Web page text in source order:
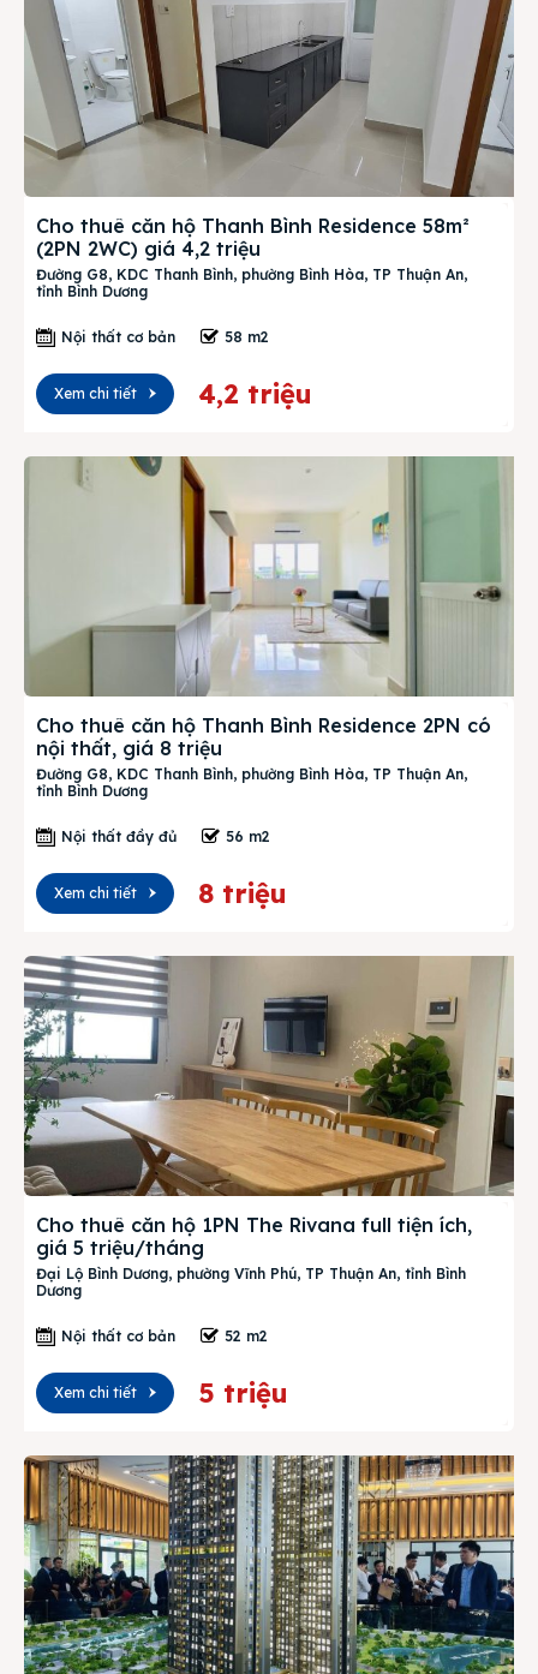
Cho thuê căn hộ Thanh Bình Residence 58m²
(2PN 2WC) giá 4,2 triệu
Đường G8, KDC Thanh Bình, phường Bình Hòa, TP Thuận An,
tỉnh Bình Dương
Nội thất cơ bản 58 m2
Xem chi tiết 4,2 triệu
Cho thuê căn hộ Thanh Bình Residence 2PN có
nội thất, giá 8 triệu
Đường G8, KDC Thanh Bình, phường Bình Hòa, TP Thuận An,
tỉnh Bình Dương
Nội thất đầy đủ 56 m2
Xem chi tiết 8 triệu
Cho thuê căn hộ 1PN The Rivana full tiện ích,
giá 5 triệu/tháng
Đại Lộ Bình Dương, phường Vĩnh Phú, TP Thuận An, tỉnh Bình
Dương
Nội thất cơ bản 52 m2
Xem chi tiết 5 triệu